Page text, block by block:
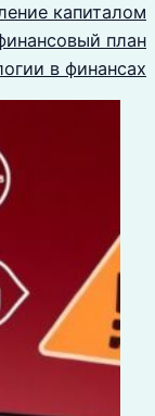
капиталом
план
в финансах